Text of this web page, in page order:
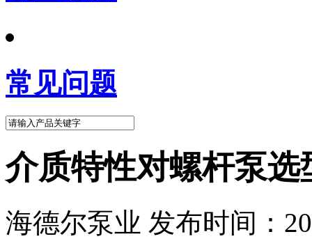
常见问题
介质特性对螺杆泵选
海德尔泵业 发布时间：